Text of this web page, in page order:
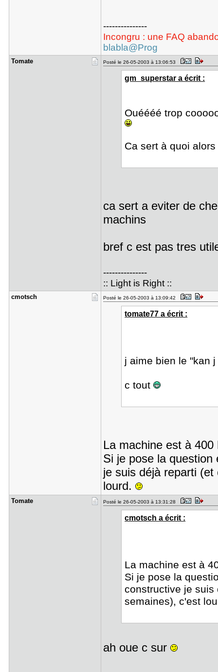
---------------
Incongru : une FAQ
blabla@Prog
Tomate Posté le 26-05-2003 à 13:06:53
gm_superstar a écrit :
Ouéééé trop
Ca sert à quoi
ca sert a eviter de
machins
bref c est pas tres
---------------
:: Light is Right ::
cmotsch Posté le 26-05-2003 à 13:09:42
tomate77 a écrit :
j aime bien le "kan
c tout
La machine est à
Si je pose la
je suis déjà reparti
lourd.
Tomate Posté le 26-05-2003 à 13:31:28
cmotsch a écrit :
La machine est à
Si je pose la
constructive je suis
semaines), c'est
ah oue c sur